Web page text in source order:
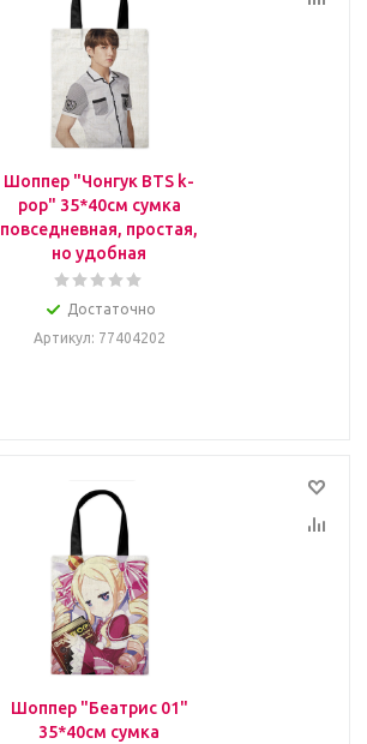
Шоппер "Чонгук BTS k-
pop" 35*40см сумка
повседневная, простая,
но удобная
Достаточно
Артикул: 77404202
Шоппер "Беатрис 01"
35*40см сумка